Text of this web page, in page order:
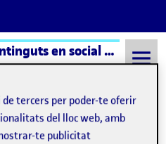
Comunicacio i continguts en social media aula 1
de tercers per poder-te oferir
del lloc web, amb
te publicitat